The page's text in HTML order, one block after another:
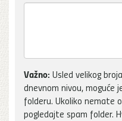
Važno: Usled velikog
dnevnom nivou, moguće
folderu. Ukoliko nemate
pogledajte spam folder.